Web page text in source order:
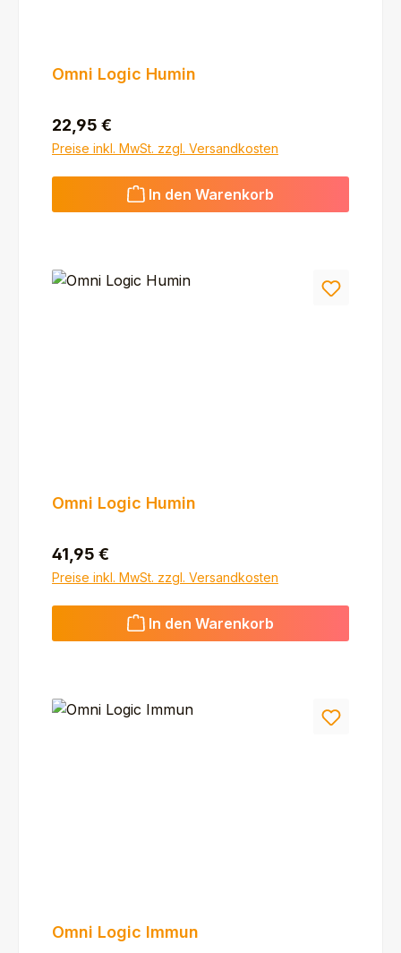
Omni Logic Humin
Regulärer Preis:
22,95 €
Preise inkl. MwSt. zzgl. Versandkosten
In den Warenkorb
Omni Logic Humin
Regulärer Preis:
41,95 €
Preise inkl. MwSt. zzgl. Versandkosten
In den Warenkorb
Omni Logic Immun